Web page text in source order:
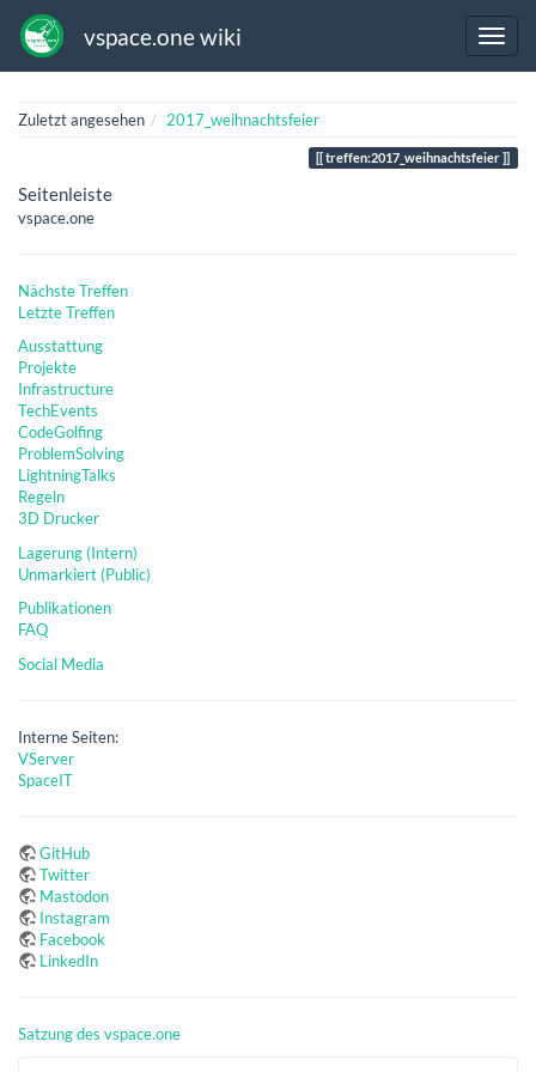
vspace.one wiki
Zuletzt angesehen 2017_weihnachtsfeier
treffen:2017_weihnachtsfeier
Seitenleiste
vspace.one
Nächste Treffen
Letzte Treffen
Ausstattung
Projekte
Infrastructure
TechEvents
CodeGolfing
ProblemSolving
LightningTalks
Regeln
3D Drucker
Lagerung (Intern)
Unmarkiert (Public)
Publikationen
FAQ
Social Media
Interne Seiten:
VServer
SpaceIT
GitHub
Twitter
Mastodon
Instagram
Facebook
LinkedIn
Satzung des vspace.one